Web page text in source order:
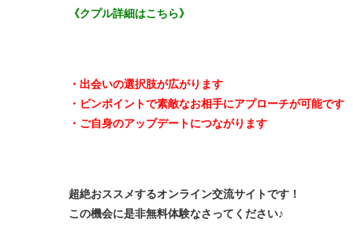
《クプル詳細はこちら》
・出会いの選択肢が広がります
・ピンポイントで素敵なお相手にアプローチが可能です
・ご自身のアップデートにつながります
超絶おススメするオンライン交流サイトです！
この機会に是非無料体験なさってください♪